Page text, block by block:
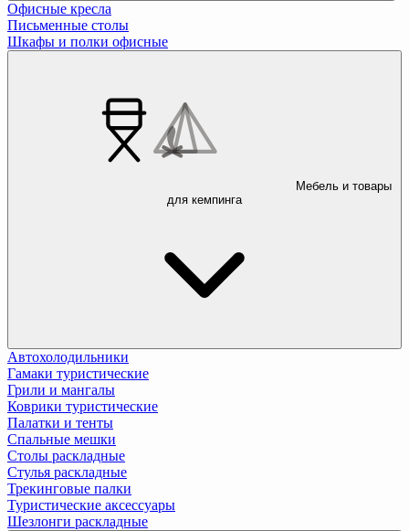
Офисные кресла
Письменные столы
Шкафы и полки офисные
Мебель и товары
для кемпинга
Автохолодильники
Гамаки туристические
Грили и мангалы
Коврики туристические
Палатки и тенты
Спальные мешки
Столы раскладные
Стулья раскладные
Трекинговые палки
Туристические аксессуары
Шезлонги раскладные